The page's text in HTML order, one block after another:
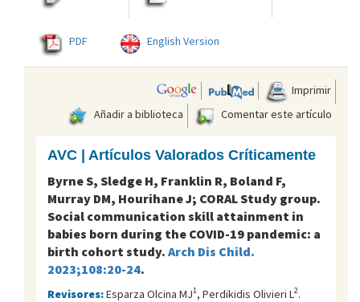
PDF English Version
Imprimir
Añadir a biblioteca
Comentar este artículo
AVC | Artículos Valorados Críticamente
Byrne S, Sledge H, Franklin R, Boland F,
Murray DM, Hourihane J; CORAL Study group.
Social communication skill attainment in
babies born during the COVID-19 pandemic: a
birth cohort study. Arch Dis Child.
2023;108:20-24.
Revisores:Esparza Olcina MJ1, Perdikidis Olivieri L 2.